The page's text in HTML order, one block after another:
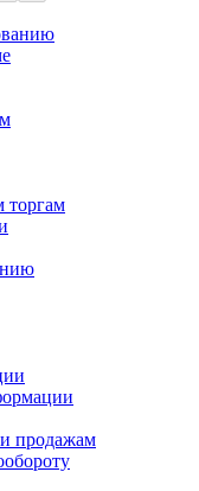
торгам
продажам